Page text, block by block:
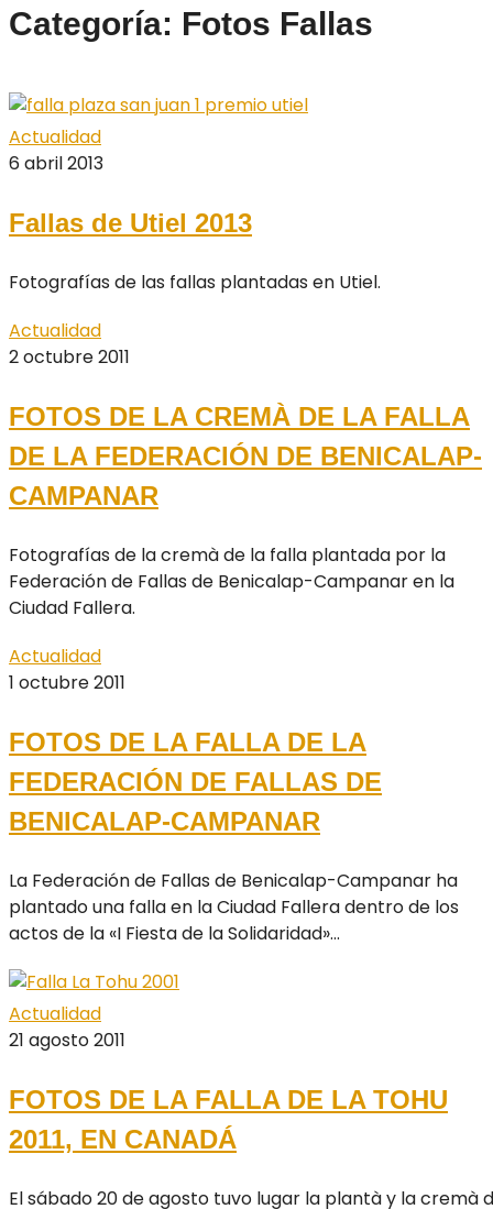
Categoría: Fotos Fallas
Actualidad
6 abril 2013
Fallas de Utiel 2013
Fotografías de las fallas plantadas en Utiel.
Actualidad
2 octubre 2011
FOTOS DE LA CREMÀ DE LA FALLA
DE LA FEDERACIÓN DE BENICALAP-
CAMPANAR
Fotografías de la cremà de la falla plantada por la
Federación de Fallas de Benicalap-Campanar en la
Ciudad Fallera.
Actualidad
1 octubre 2011
FOTOS DE LA FALLA DE LA
FEDERACIÓN DE FALLAS DE
BENICALAP-CAMPANAR
La Federación de Fallas de Benicalap-Campanar ha
plantado una falla en la Ciudad Fallera dentro de los
actos de la «I Fiesta de la Solidaridad»...
Actualidad
21 agosto 2011
FOTOS DE LA FALLA DE LA TOHU
2011, EN CANADÁ
El sábado 20 de agosto tuvo lugar la plantà y la cremà